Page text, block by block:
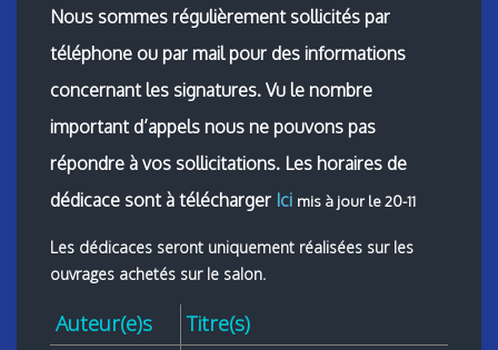
Nous sommes régulièrement sollicités par
téléphone ou par mail pour des informations
concernant les signatures. Vu le nombre
important d’appels nous ne pouvons pas
répondre à vos sollicitations. Les horaires de
dédicace sont à télécharger Ici mis à jour le 20-11
Les dédicaces seront uniquement réalisées sur les
ouvrages achetés sur le salon.
Auteur(e)s Titre(s)